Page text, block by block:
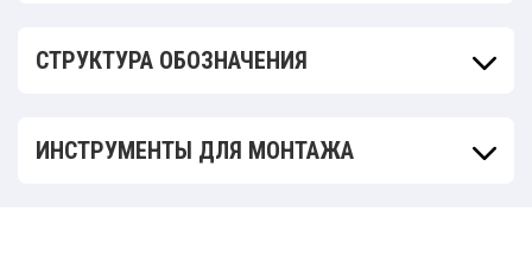
СТРУКТУРА ОБОЗНАЧЕНИЯ
ИНСТРУМЕНТЫ ДЛЯ МОНТАЖА